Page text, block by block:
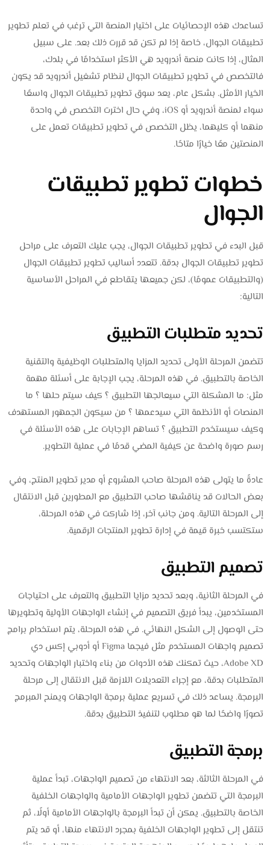
تساعدك هذه الإحصائيات على اختيار المنصة التي ترغب في تعلم تطوير
تطبيقات الجوال، خاصة إذا لم تكن قد قررت ذلك بعد. على سبيل
المثال، إذا كانت منصة أندرويد هي الأكثر استخدامًا في بلدك،
فالتخصص في تطوير تطبيقات الجوال لنظام تشغيل أندرويد قد يكون
الخيار الأمثل. بشكل عام، يعد سوق تطوير تطبيقات الجوال واسعًا
سواء لمنصة أندرويد أو iOS، وفي حال اخترت التخصص في واحدة
منهما أو كليهما، يظل التخصص في تطوير تطبيقات تعمل على
المنصتين معًا خيارًا متاحًا.
خطوات تطوير تطبيقات
الجوال
قبل البدء في تطوير تطبيقات الجوال، يجب عليك التعرف على مراحل
تطوير تطبيقات الجوال بدقة. تتعدد أساليب تطوير تطبيقات الجوال
(والتطبيقات عمومًا)، لكن جميعها يتقاطع في المراحل الأساسية
التالية:
تحديد متطلبات التطبيق
تتضمن المرحلة الأولى تحديد المزايا والمتطلبات الوظيفية والتقنية
الخاصة بالتطبيق. في هذه المرحلة، يجب الإجابة على أسئلة مهمة
مثل: ما المشكلة التي سيعالجها التطبيق ؟ كيف سيتم حلها ؟ ما
المنصات أو الأنظمة التي سيدعمها ؟ من سيكون الجمهور المستهدف
وكيف سيستخدم التطبيق ؟ تساهم الإجابات على هذه الأسئلة في
رسم صورة واضحة عن كيفية المضي قدمًا في عملية التطوير.
عادةً ما يتولى هذه المرحلة صاحب المشروع أو مدير تطوير المنتج، وفي
بعض الحالات قد يناقشها صاحب التطبيق مع المطورين قبل الانتقال
إلى المرحلة التالية. ومن جانب آخر، إذا شاركت في هذه المرحلة،
ستكتسب خبرة قيمة في إدارة تطوير المنتجات الرقمية.
تصميم التطبيق
في المرحلة الثانية، وبعد تحديد مزايا التطبيق والتعرف على احتياجات
المستخدمين، يبدأ فريق التصميم في إنشاء الواجهات الأولية وتطويرها
حتى الوصول إلى الشكل النهائي. في هذه المرحلة، يتم استخدام برامج
تصميم واجهات المستخدم مثل فيجما Figma أو أدوبي إكس دي
Adobe XD، حيث تمكنك هذه الأدوات من بناء واختبار الواجهات وتحديد
المتطلبات بدقة، مع إجراء التعديلات اللازمة قبل الانتقال إلى مرحلة
البرمجة. يساعد ذلك في تسريع عملية برمجة الواجهات ويمنح المبرمج
تصورًا واضحًا لما هو مطلوب لتنفيذ التطبيق بدقة.
برمجة التطبيق
في المرحلة الثالثة، بعد الانتهاء من تصميم الواجهات، تبدأ عملية
البرمجة التي تتضمن تطوير الواجهات الأمامية والواجهات الخلفية
الخاصة بالتطبيق. يمكن أن تبدأ البرمجة بالواجهات الأمامية أولًا، ثم
تنتقل إلى تطوير الواجهات الخلفية بمجرد الانتهاء منها، أو قد يتم